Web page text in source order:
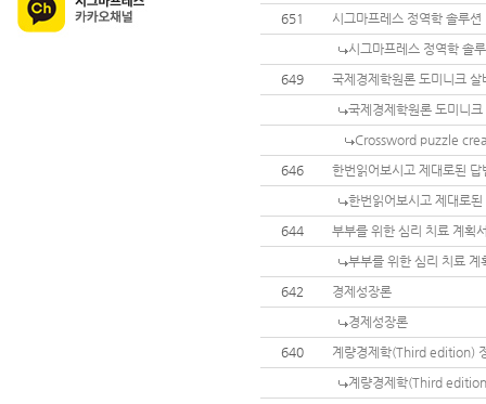
651
시그마프레스 정역학 솔루션
시그마프레스 정역학 솔
649
국제경제학원론 도미니크
국제경제학원론 도미니
Crossword puzzle
646
한번읽어보시고 제대로된
한번읽어보시고 제대로
644
부부를 위한 심리 치료 계획
부부를 위한 심리 치료 계
642
경제성장론
경제성장론
640
계량경제학(Third edition)
계량경제학(Third